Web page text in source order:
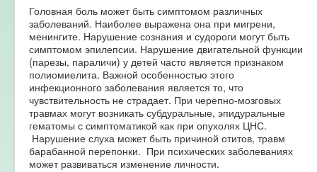
Головная боль может быть симптомом различных
заболеваний. Наиболее выражена она при мигрени,
менингите. Нарушение сознания и судороги могут быть
симптомом эпилепсии. Нарушение двигательной функции
(парезы, параличи) у детей часто является признаком
полиомиелита. Важной особенностью этого
инфекционного заболевания является то, что
чувствительность не страдает. При черепно-мозговых
травмах могут возникать субдуральные, эпидуральные
гематомы с симптоматикой как при опухолях ЦНС.
Нарушение слуха может быть причиной отитов, травм
барабанной перепонки. При психических заболеваниях
может развиваться изменение личности.